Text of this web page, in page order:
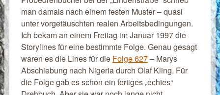
man damals nach einem festen Muster – quasi
unter vorgetäuschten realen Arbeitsbedingungen.
Ich bekam an einem Freitag im Januar 1997 die
Storylines für eine bestimmte Folge. Genau gesagt
waren es die Lines für die Folge 627– Marys
Abschiebung nach Nigeria durch Olaf Kling. Für
die Folge gab es schon ein fertiges „echtes“